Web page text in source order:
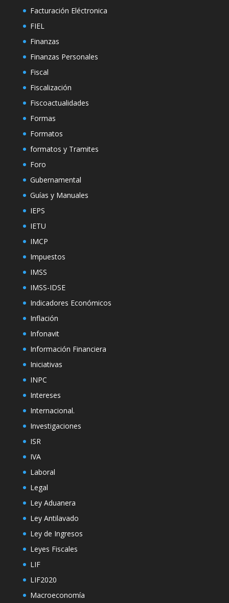
Facturación Eléctronica
FIEL
Finanzas
Finanzas Personales
Fiscal
Fiscalización
Fiscoactualidades
Formas
Formatos
formatos y Tramites
Foro
Gubernamental
Guías y Manuales
IEPS
IETU
IMCP
Impuestos
IMSS
IMSS-IDSE
Indicadores Económicos
Inflación
Infonavit
Información Financiera
Iniciativas
INPC
Intereses
Internacional.
Investigaciones
ISR
IVA
Laboral
Legal
Ley Aduanera
Ley Antilavado
Ley de Ingresos
Leyes Fiscales
LIF
LIF2020
Macroeconomía